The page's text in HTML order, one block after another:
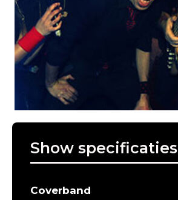
Show specificaties
Coverband